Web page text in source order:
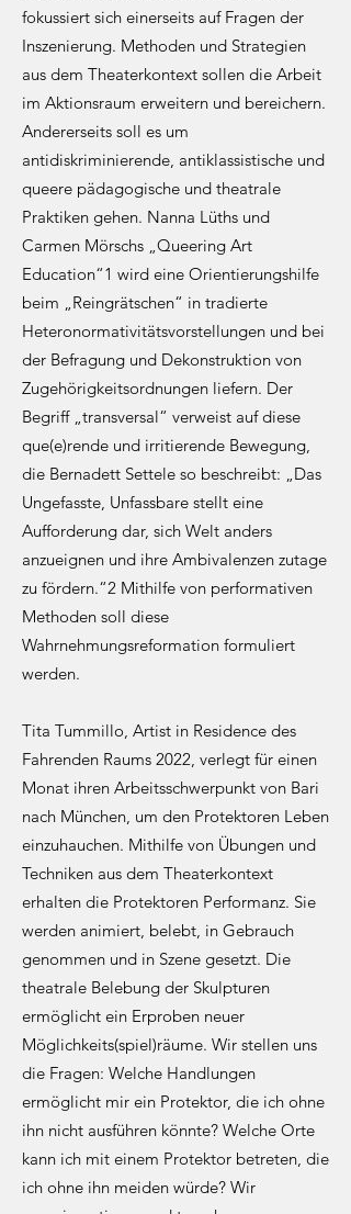
fokussiert sich einerseits auf Fragen der
Inszenierung. Methoden und Strategien
aus dem Theaterkontext sollen die Arbeit
im Aktionsraum erweitern und bereichern.
Andererseits soll es um
antidiskriminierende, antiklassistische und
queere pädagogische und theatrale
Praktiken gehen. Nanna Lüths und
Carmen Mörschs „Queering Art
Education“1 wird eine Orientierungshilfe
beim „Reingrätschen“ in tradierte
Heteronormativitätsvorstellungen und bei
der Befragung und Dekonstruktion von
Zugehörigkeitsordnungen liefern. Der
Begriff „transversal“ verweist auf diese
que(e)rende und irritierende Bewegung,
die Bernadett Settele so beschreibt: „Das
Ungefasste, Unfassbare stellt eine
Aufforderung dar, sich Welt anders
anzueignen und ihre Ambivalenzen zutage
zu fördern.“2 Mithilfe von performativen
Methoden soll diese
Wahrnehmungsreformation formuliert
werden.
Tita Tummillo, Artist in Residence des
Fahrenden Raums 2022, verlegt für einen
Monat ihren Arbeitsschwerpunkt von Bari
nach München, um den Protektoren Leben
einzuhauchen. Mithilfe von Übungen und
Techniken aus dem Theaterkontext
erhalten die Protektoren Performanz. Sie
werden animiert, belebt, in Gebrauch
genommen und in Szene gesetzt. Die
theatrale Belebung der Skulpturen
ermöglicht ein Erproben neuer
Möglichkeits(spiel)räume. Wir stellen uns
die Fragen: Welche Handlungen
ermöglicht mir ein Protektor, die ich ohne
ihn nicht ausführen könnte? Welche Orte
kann ich mit einem Protektor betreten, die
ich ohne ihn meiden würde? Wir